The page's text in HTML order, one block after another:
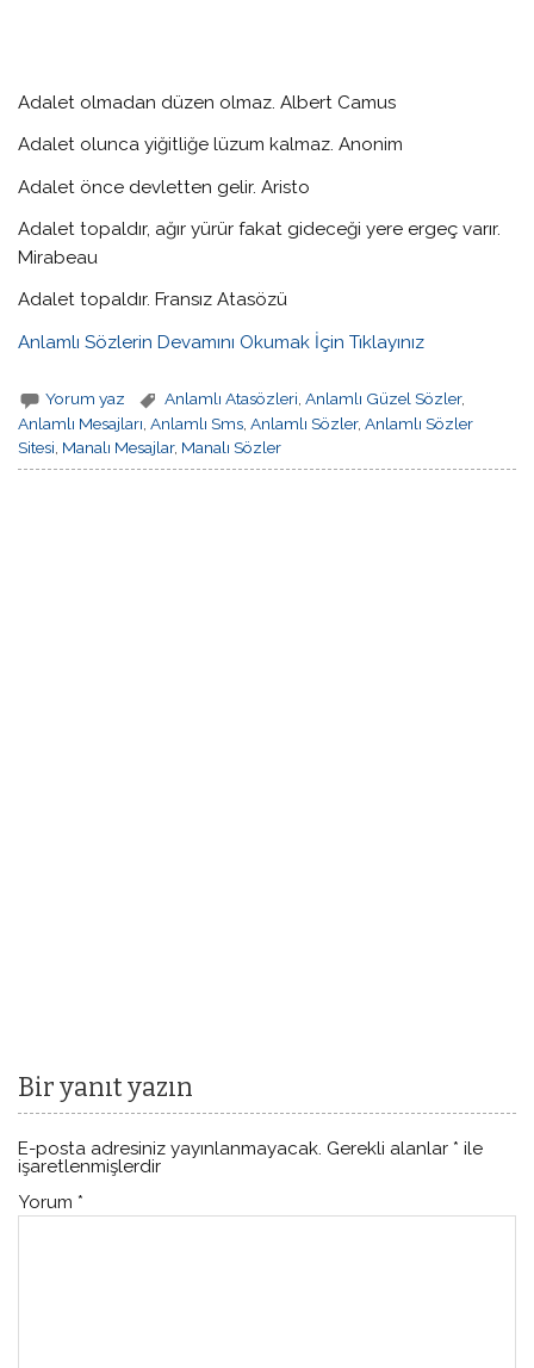
Adalet olmadan düzen olmaz. Albert Camus
Adalet olunca yiğitliğe lüzum kalmaz. Anonim
Adalet önce devletten gelir. Aristo
Adalet topaldır, ağır yürür fakat gideceği yere ergeç varır.
Mirabeau
Adalet topaldır. Fransız Atasözü
Anlamlı Sözlerin Devamını Okumak İçin Tıklayınız
Yorum yaz Anlamlı Atasözleri ,Anlamlı Güzel Sözler,
Anlamlı Mesajları,Anlamlı Sms,Anlamlı Sözler,Anlamlı Sözler
Sitesi, Manalı Mesajlar, Manalı Sözler
Bir yanıt yazın
E-posta adresiniz yayınlanmayacak. Gerekli alanlar * ile
işaretlenmişlerdir
Yorum *